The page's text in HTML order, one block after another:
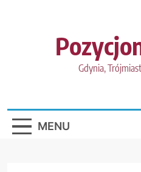
Gdynia,
MENU